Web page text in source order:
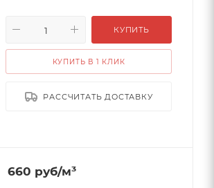
КУПИТЬ
КУПИТЬ В 1 КЛИК
РАССЧИТАТЬ ДОСТАВКУ
660 руб/м³